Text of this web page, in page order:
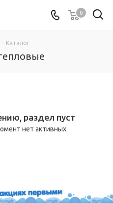
0
- Каталог
раздел пуст
нет активных